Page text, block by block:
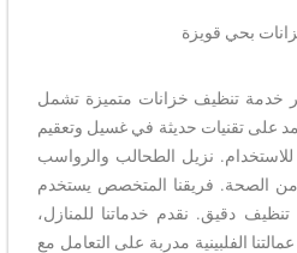
بحي قويزة
خدمة تنظيف خزانات متميزة تشمل
على تقنيات حديثة في غسيل وتعقيم
نزيل الطحالب والرواسب
من الصحة. فريقنا المتخصص يستخدم
دقيق. نقدم خدماتنا للمنازل،
الفلبينية مدربة على التعامل مع